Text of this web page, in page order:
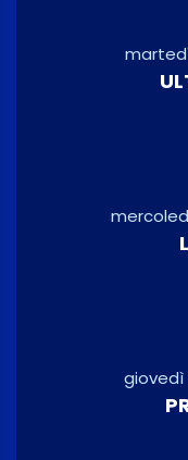
martedì
giovedì